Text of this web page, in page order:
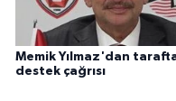
Memik Yılmaz'dan
destek çağrısı